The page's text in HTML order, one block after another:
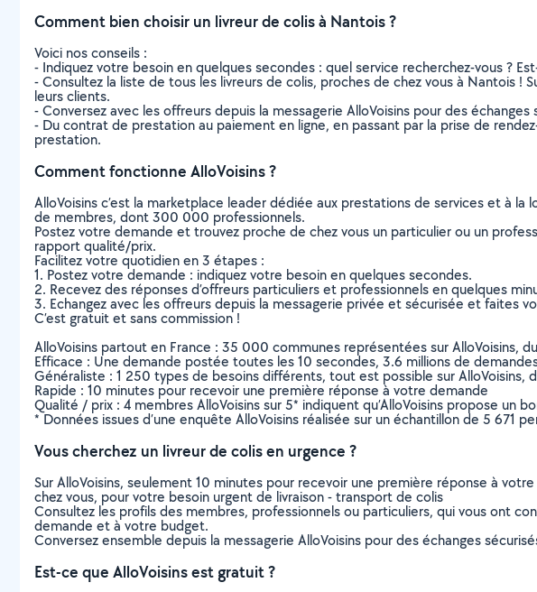
Comment bien choisir un livreur de colis à Nantois ?
Voici nos conseils :
- Indiquez votre besoin en quelques secondes : quel service recherchez-vous ?
- Consultez la liste de tous les livreurs de colis, proches de chez vous à Nantois !
leurs clients.
- Conversez avec les offreurs depuis la messagerie AlloVoisins pour des
- Du contrat de prestation au paiement en ligne, en passant par la prise de
prestation.
Comment fonctionne AlloVoisins ?
AlloVoisins c’est la marketplace leader dédiée aux prestations de services et à
de membres, dont 300 000 professionnels.
Postez votre demande et trouvez proche de chez vous un particulier ou un
rapport qualité/prix.
Facilitez votre quotidien en 3 étapes :
1. Postez votre demande : indiquez votre besoin en quelques secondes.
2. Recevez des réponses d’offreurs particuliers et professionnels en quelques
3. Echangez avec les offreurs depuis la messagerie privée et sécurisée et faites
C’est gratuit et sans commission !
AlloVoisins partout en France : 35 000 communes représentées sur AlloVoisins,
Efficace : Une demande postée toutes les 10 secondes, 3.6 millions de
Généraliste : 1 250 types de besoins différents, tout est possible sur AlloVoisins,
Rapide : 10 minutes pour recevoir une première réponse à votre demande
Qualité / prix : 4 membres AlloVoisins sur 5* indiquent qu’AlloVoisins propose un
* Données issues d’une enquête AlloVoisins réalisée sur un échantillon de 5 671
Vous cherchez un livreur de colis en urgence ?
Sur AlloVoisins, seulement 10 minutes pour recevoir une première réponse à
chez vous, pour votre besoin urgent de livraison - transport de colis
Consultez les profils des membres, professionnels ou particuliers, qui vous ont
demande et à votre budget.
Conversez ensemble depuis la messagerie AlloVoisins pour des échanges
Est-ce que AlloVoisins est gratuit ?